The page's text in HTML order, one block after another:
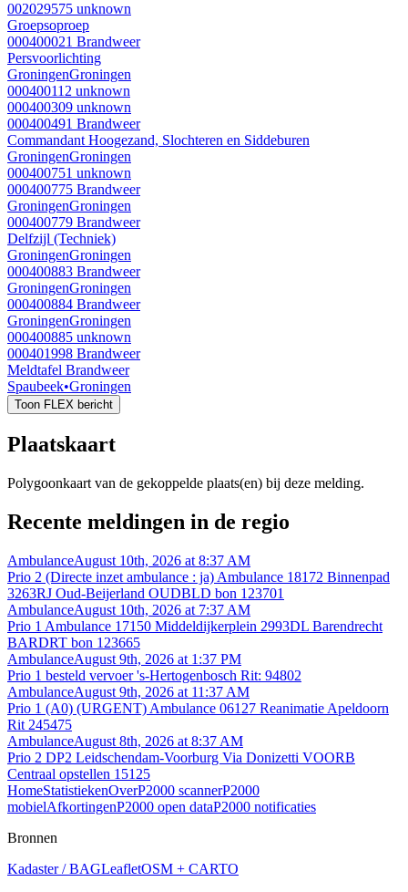
002029575 unknown
Groepsoproep
000400021 Brandweer
Persvoorlichting
GroningenGroningen
000400112 unknown
000400309 unknown
000400491 Brandweer
Commandant Hoogezand, Slochteren en Siddeburen
GroningenGroningen
000400751 unknown
000400775 Brandweer
GroningenGroningen
000400779 Brandweer
Delfzijl (Techniek)
GroningenGroningen
000400883 Brandweer
GroningenGroningen
000400884 Brandweer
GroningenGroningen
000400885 unknown
000401998 Brandweer
Meldtafel Brandweer
Spaubeek•Groningen
Toon FLEX bericht
Plaatskaart
Polygoonkaart van de gekoppelde plaats(en) bij deze melding.
Recente meldingen in de regio
AmbulanceAugust 10th, 2026 at 8:37 AM
Prio 2 (Directe inzet ambulance : ja) Ambulance 18172 Binnenpad
3263RJ Oud-Beijerland OUDBLD bon 123701
AmbulanceAugust 10th, 2026 at 7:37 AM
Prio 1 Ambulance 17150 Middeldijkerplein 2993DL Barendrecht
BARDRT bon 123665
AmbulanceAugust 9th, 2026 at 1:37 PM
Prio 1 besteld vervoer 's-Hertogenbosch Rit: 94802
AmbulanceAugust 9th, 2026 at 11:37 AM
Prio 1 (A0) (URGENT) Ambulance 06127 Reanimatie Apeldoorn
Rit 245475
AmbulanceAugust 8th, 2026 at 8:37 AM
Prio 2 DP2 Leidschendam-Voorburg Via Donizetti VOORB
Centraal opstellen 15125
HomeStatistiekenOverP2000 scannerP2000
mobielAfkortingenP2000 open dataP2000 notificaties
Bronnen
Kadaster / BAGLeafletOSM + CARTO